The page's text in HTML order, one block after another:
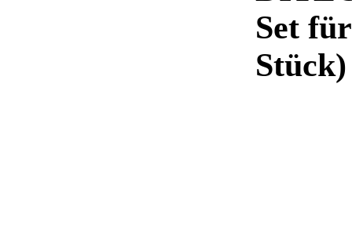
Set
Stück)